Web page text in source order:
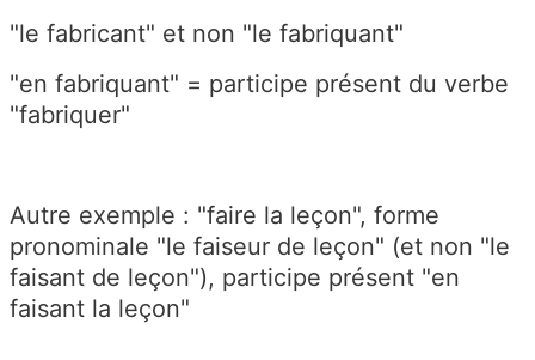
"le fabricant" et non "le fabriquant"
"en fabriquant" = participe présent du verbe
"fabriquer"
Autre exemple : "faire la leçon", forme
pronominale "le faiseur de leçon" (et non "le
faisant de leçon"), participe présent "en
faisant la leçon"